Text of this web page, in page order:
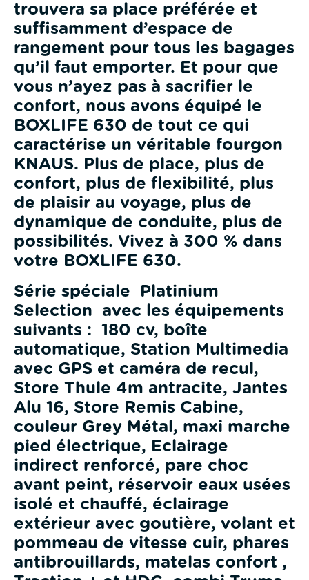
trouvera sa place préférée et
suffisamment d’espace de
rangement pour tous les bagages
qu’il faut emporter. Et pour que
vous n’ayez pas à sacrifier le
confort, nous avons équipé le
BOXLIFE 630 de tout ce qui
caractérise un véritable fourgon
KNAUS. Plus de place, plus de
confort, plus de flexibilité, plus
de plaisir au voyage, plus de
dynamique de conduite, plus de
possibilités. Vivez à 300 % dans
votre BOXLIFE 630.
Série spéciale Platinium
Selection avec les équipements
suivants : 180 cv, boîte
automatique, Station Multimedia
avec GPS et caméra de recul,
Store Thule 4m antracite, Jantes
Alu 16, Store Remis Cabine,
couleur Grey Métal, maxi marche
pied électrique, Eclairage
indirect renforcé, pare choc
avant peint, réservoir eaux usées
isolé et chauffé, éclairage
extérieur avec goutière, volant et
pommeau de vitesse cuir, phares
antibrouillards, matelas confort ,